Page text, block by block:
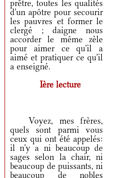
prêtre, toutes les qualités
d'un apôtre pour secourir
les pauvres et former le
clergé ; daigne nous
accorder le même zèle
pour aimer ce qu'il a
aimé et pratiquer ce qu'il
a enseigné.
Ière lecture
Voyez, mes frères,
quels sont parmi vous
ceux qui ont été appelés:
il n'y a ni beaucoup de
sages selon la chair, ni
beaucoup de puissants, ni
beaucoup de nobles